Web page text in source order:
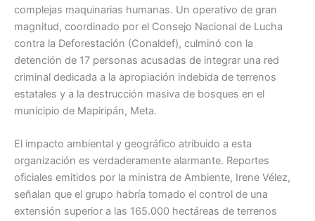
complejas maquinarias humanas. Un operativo de gran
magnitud, coordinado por el Consejo Nacional de Lucha
contra la Deforestación (Conaldef), culminó con la
detención de 17 personas acusadas de integrar una red
criminal dedicada a la apropiación indebida de terrenos
estatales y a la destrucción masiva de bosques en el
municipio de Mapiripán, Meta.
El impacto ambiental y geográfico atribuido a esta
organización es verdaderamente alarmante. Reportes
oficiales emitidos por la ministra de Ambiente, Irene Vélez,
señalan que el grupo habría tomado el control de una
extensión superior a las 165.000 hectáreas de terrenos